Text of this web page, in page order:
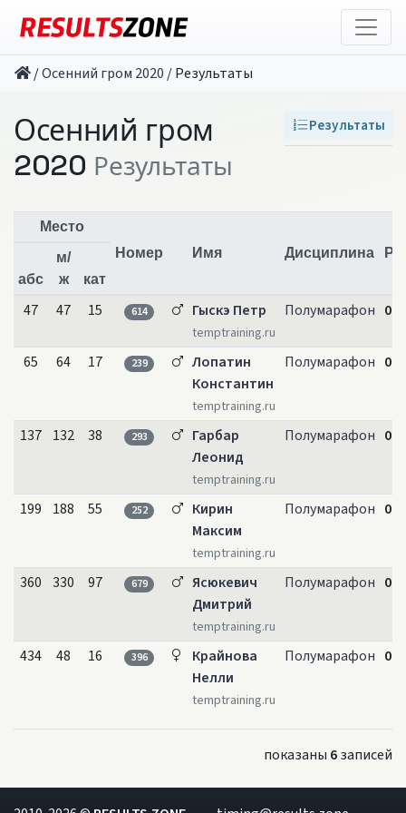
/Осенний гром 2020 /Результаты
Осенний гром
2020 Результаты
Результаты
Место
Номер
Имя Дисциплина
абс
м/
ж
кат
47 47 15 614 Гыскэ Петр
temptraining.ru
Полумарафон
65 64 17 239
Лопатин
Константин
temptraining.ru
Полумарафон
137 132 38 293
Гарбар
Леонид
temptraining.ru
Полумарафон
199 188 55 252
Кирин
Максим
temptraining.ru
Полумарафон
360 330 97 679
Ясюкевич
Дмитрий
temptraining.ru
Полумарафон
434 48 16 396
Крайнова
Нелли
temptraining.ru
Полумарафон
показаны 6записей